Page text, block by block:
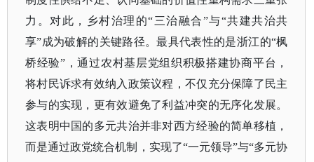
力。对此，乡村治理的“三治融合”与“共建共治共
享”成为破解的关键路径。最具代表性的是浙江的“枫
桥经验”，通过农村基层党组织积极搭建协商平台，
将村民诉求有效纳入政策议程，不仅充分保障了民主
参与的实现，更有效避免了利益冲突的无序化发展。
这表明中国的多元共治并非对西方经验的简单移植，
而是通过政党统合机制，实现了“一元领导”与“多元协